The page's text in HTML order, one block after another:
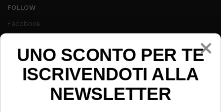
FOLLOW
Facebook
Instagram
Youtube
UNO SCONTO PER TE
ISCRIVENDOTI ALLA
NEWSLETTER